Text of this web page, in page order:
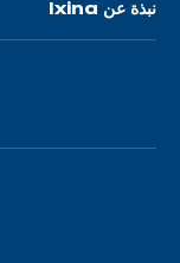
نبذة عن Ixina